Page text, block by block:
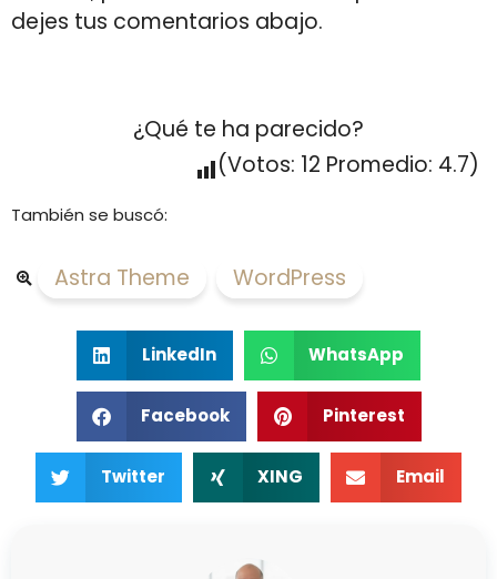
dejes tus comentarios abajo.
¿Qué te ha parecido?
(Votos: 12 Promedio: 4.7)
También se buscó:
Astra Theme WordPress
LinkedIn WhatsApp
Facebook Pinterest
Twitter XING Email